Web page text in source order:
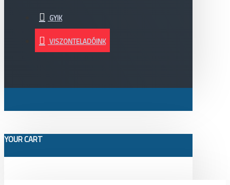
GYIK
VISZONTELADÓINK
YOUR CART